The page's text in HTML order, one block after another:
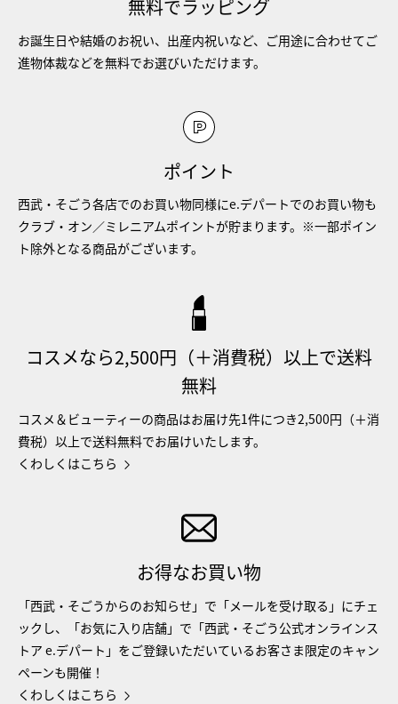
無料でラッピング
お誕生日や結婚のお祝い、出産内祝いなど、ご用途に合わせてご
進物体裁などを無料でお選びいただけます。
ポイント
西武・そごう各店でのお買い物同様にe.デパートでのお買い物も
クラブ・オン／ミレニアムポイントが貯まります。※一部ポイン
ト除外となる商品がございます。
コスメなら2,500円（＋消費税）以上で送料
無料
コスメ＆ビューティーの商品はお届け先1件につき2,500円（＋消
費税）以上で送料無料でお届けいたします。
くわしくはこちら
お得なお買い物
「西武・そごうからのお知らせ」で「メールを受け取る」にチェ
ックし、「お気に入り店舗」で「西武・そごう公式オンラインス
トア e.デパート」をご登録いただいているお客さま限定のキャン
ペーンも開催！
くわしくはこちら